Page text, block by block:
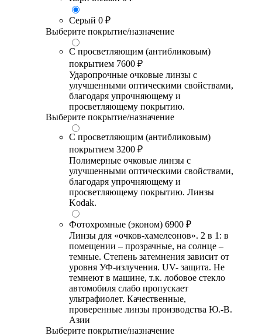
Серый 0 ₽
Выберите покрытие/назначение
С просветляющим (антибликовым)
покрытием 7600 ₽
Ударопрочные очковые линзы с
улучшенными оптическими свойствами,
благодаря упрочняющему и
просветляющему покрытию.
Выберите покрытие/назначение
С просветляющим (антибликовым)
покрытием 3200 ₽
Полимерные очковые линзы с
улучшенными оптическими свойствами,
благодаря упрочняющему и
просветляющему покрытию. Линзы
Kodak.
Фотохромные (эконом) 6900 ₽
Линзы для «очков-хамелеонов». 2 в 1: в
помещении – прозрачные, на солнце –
темные. Степень затемнения зависит от
уровня УФ-излучения. UV- защита. Не
темнеют в машине, т.к. лобовое стекло
автомобиля слабо пропускает
ультрафиолет. Качественные,
проверенные линзы производства Ю.-В.
Азии
Выберите покрытие/назначение